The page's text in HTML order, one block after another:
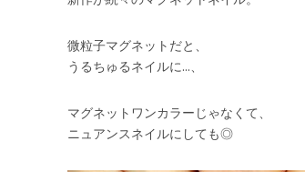
微粒子マグネットだと、
うるちゅるネイルに…、
マグネットワンカラーじゃなくて、
ニュアンスネイルにしても◎